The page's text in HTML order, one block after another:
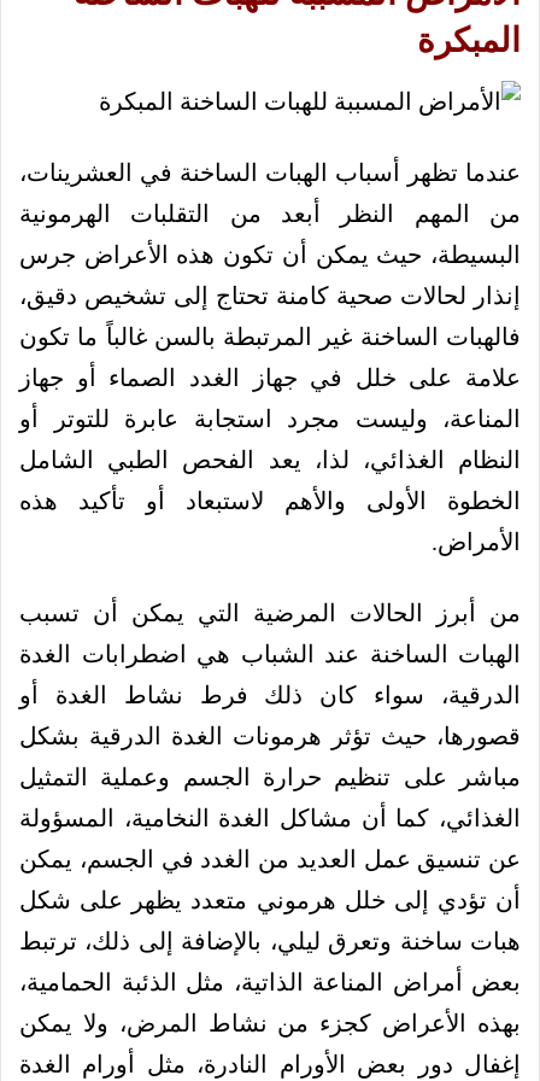
المبكرة
عندما تظهر أسباب الهبات الساخنة في العشرينات،
من المهم النظر أبعد من التقلبات الهرمونية
البسيطة، حيث يمكن أن تكون هذه الأعراض جرس
إنذار لحالات صحية كامنة تحتاج إلى تشخيص دقيق،
فالهبات الساخنة غير المرتبطة بالسن غالباً ما تكون
علامة على خلل في جهاز الغدد الصماء أو جهاز
المناعة، وليست مجرد استجابة عابرة للتوتر أو
النظام الغذائي، لذا، يعد الفحص الطبي الشامل
الخطوة الأولى والأهم لاستبعاد أو تأكيد هذه
الأمراض.
من أبرز الحالات المرضية التي يمكن أن تسبب
الهبات الساخنة عند الشباب هي اضطرابات الغدة
الدرقية، سواء كان ذلك فرط نشاط الغدة أو
قصورها، حيث تؤثر هرمونات الغدة الدرقية بشكل
مباشر على تنظيم حرارة الجسم وعملية التمثيل
الغذائي، كما أن مشاكل الغدة النخامية، المسؤولة
عن تنسيق عمل العديد من الغدد في الجسم، يمكن
أن تؤدي إلى خلل هرموني متعدد يظهر على شكل
هبات ساخنة وتعرق ليلي، بالإضافة إلى ذلك، ترتبط
بعض أمراض المناعة الذاتية، مثل الذئبة الحمامية،
بهذه الأعراض كجزء من نشاط المرض، ولا يمكن
إغفال دور بعض الأورام النادرة، مثل أورام الغدة